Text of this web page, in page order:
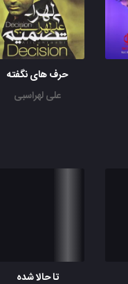
حرف های نگفته
علی لهراسبی
تا حالا شده